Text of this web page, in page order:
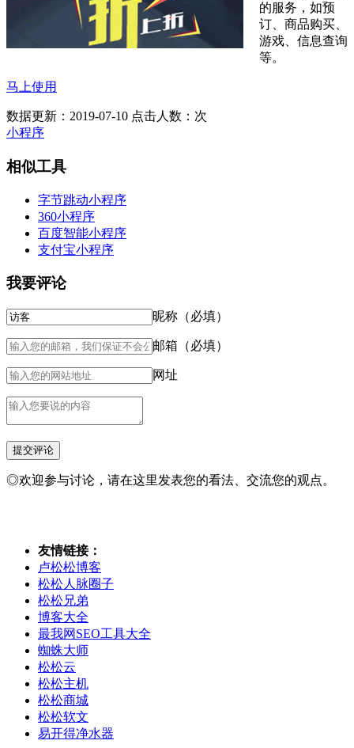
的服务，如预
订、商品购买、
游戏、信息查询
等。
马上使用
数据更新：2019-07-10 点击人数： 次
小程序
相似工具
字节跳动小程序
360小程序
百度智能小程序
支付宝小程序
我要评论
昵称（必填）
邮箱（必填）
网址
◎欢迎参与讨论，请在这里发表您的看法、交流您的观点。
友情链接：
卢松松博客
松松人脉圈子
松松兄弟
博客大全
最我网SEO工具大全
蜘蛛大师
松松云
松松主机
松松商城
松松软文
易开得净水器